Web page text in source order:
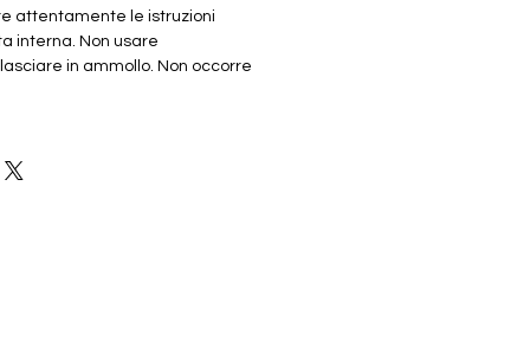
attentamente le istruzioni
interna. Non usare
in ammollo. Non occorre